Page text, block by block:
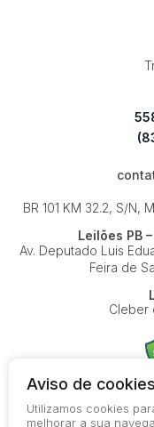
BR 101 KM 32.2, S/N,
Leilões PB
Av. Deputado Luis
Feira de
Cleber
© 2026-
Aviso de cookies
Utilizamos cookies
melhorar a sua